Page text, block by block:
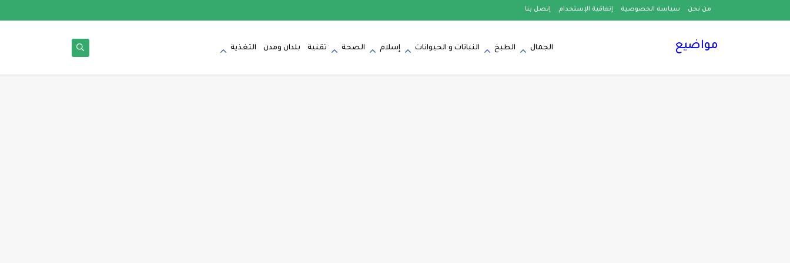
من نحن سياسة الخصوصية إتفاقية الإستخدام إتصل بنا
مواضيع الجمال الطبخ النباتات و الحيوانات إسلام الصحة تقنية بلدان ومدن التغذية